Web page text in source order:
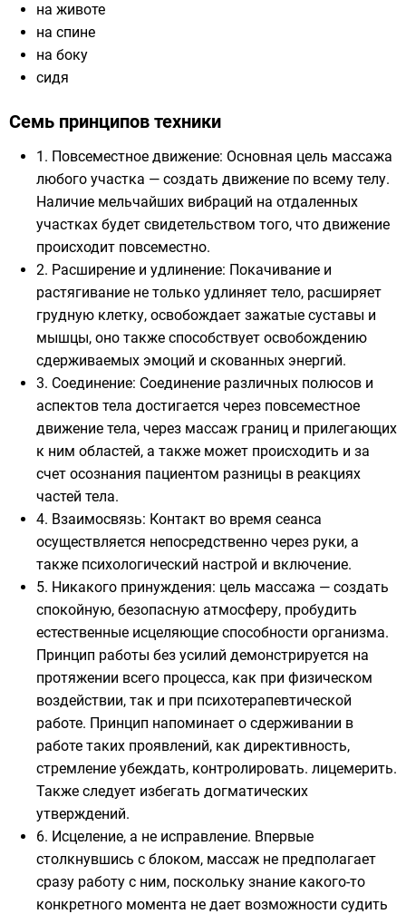
на животе
на спине
на боку
сидя
Семь принципов техники
1. Повсеместное движение: Основная цель массажа
любого участка — создать движение по всему телу.
Наличие мельчайших вибраций на отдаленных
участках будет свидетельством того, что движение
происходит повсеместно.
2. Расширение и удлинение: Покачивание и
растягивание не только удлиняет тело, расширяет
грудную клетку, освобождает зажатые суставы и
мышцы, оно также способствует освобождению
сдерживаемых эмоций и скованных энергий.
3. Соединение: Соединение различных полюсов и
аспектов тела достигается через повсеместное
движение тела, через массаж границ и прилегающих
к ним областей, а также может происходить и за
счет осознания пациентом разницы в реакциях
частей тела.
4. Взаимосвязь: Контакт во время сеанса
осуществляется непосредственно через руки, а
также психологический настрой и включение.
5. Никакого принуждения: цель массажа — создать
спокойную, безопасную атмосферу, пробудить
естественные исцеляющие способности организма.
Принцип работы без усилий демонстрируется на
протяжении всего процесса, как при физическом
воздействии, так и при психотерапевтической
работе. Принцип напоминает о сдерживании в
работе таких проявлений, как директивность,
стремление убеждать, контролировать. лицемерить.
Также следует избегать догматических
утверждений.
6. Исцеление, а не исправление. Впервые
столкнувшись с блоком, массаж не предполагает
сразу работу с ним, поскольку знание какого-то
конкретного момента не дает возможности судить